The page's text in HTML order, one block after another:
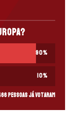
90%
10%
pessoas já votaram